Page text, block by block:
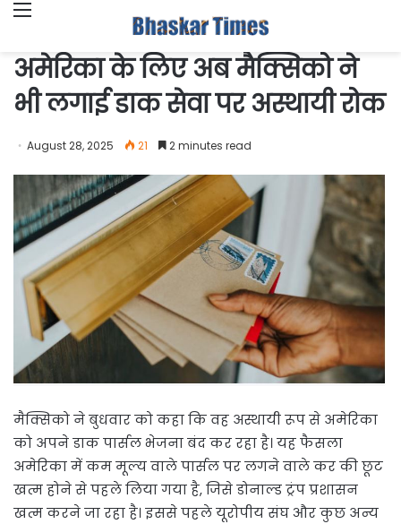
अमेरिका के लिए अब मैक्सिको ने
भी लगाई डाक सेवा पर अस्थायी रोक
August 28, 2025 21 2 minutes read
मैक्सिको ने बुधवार को कहा कि वह अस्थायी रूप से अमेरिका
को अपने डाक पार्सल भेजना बंद कर रहा है। यह फैसला
अमेरिका में कम मूल्य वाले पार्सल पर लगने वाले कर की छूट
खत्म होने से पहले लिया गया है, जिसे डोनाल्ड ट्रंप प्रशासन
खत्म करने जा रहा है। इससे पहले यूरोपीय संघ और कुछ अन्य